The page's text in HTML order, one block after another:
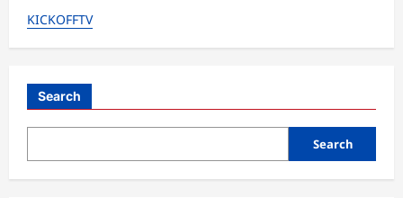
g
o
KICKOFFTV
Search
Search